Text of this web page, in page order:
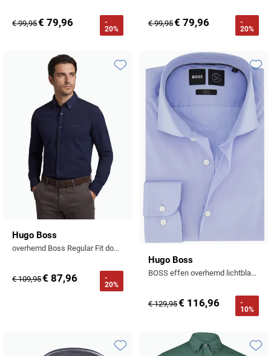
€ 99,95€ 79,96
-
20%
€ 99,95€ 79,96
-
20%
Hugo Boss
overhemd Boss Regular Fit donkerblauw effen
€ 109,95€ 87,96
-
20%
Toevoegen aan favorieten
Hugo Boss
BOSS effen overhemd lichtblauw slim fit
€ 129,95€ 116,96
-
10%